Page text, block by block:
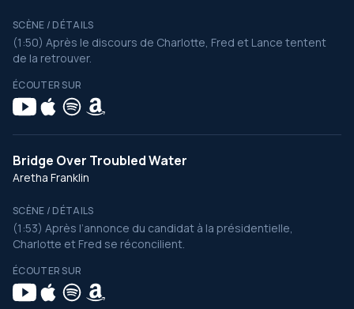
SCÈNE / DÉTAILS
(1:50) Après le discours de Charlotte, Fred et Lance tentent
de la retrouver.
ÉCOUTER SUR
Bridge Over Troubled Water
Aretha Franklin
SCÈNE / DÉTAILS
(1:53) Après l’annonce du candidat à la présidentielle,
Charlotte et Fred se réconcilient.
ÉCOUTER SUR